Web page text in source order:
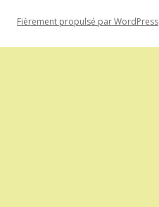
Fièrement propulsé par WordPress